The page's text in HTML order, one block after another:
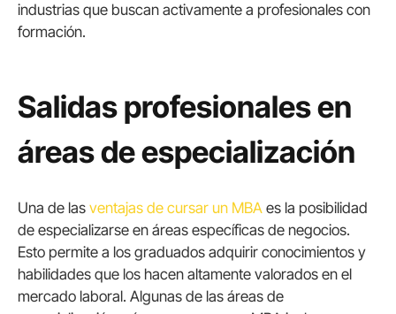
industrias que buscan activamente a profesionales con
formación.
Salidas profesionales en
áreas de especialización
Una de las ventajas de cursar un MBA es la posibilidad
de especializarse en áreas específicas de negocios.
Esto permite a los graduados adquirir conocimientos y
habilidades que los hacen altamente valorados en el
mercado laboral. Algunas de las áreas de